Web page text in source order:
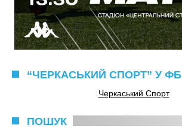
“ЧЕРКАСЬКИЙ СПОРТ” У ФБ
Черкаський Спорт
ПОШУК